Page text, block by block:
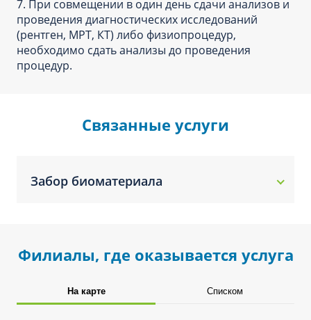
7. При совмещении в один день сдачи анализов и
проведения диагностических исследований
(рентген, МРТ, КТ) либо физиопроцедур,
необходимо сдать анализы до проведения
процедур.
Связанные услуги
Забор биоматериала
Филиалы, где оказывается услуга
На карте Списком